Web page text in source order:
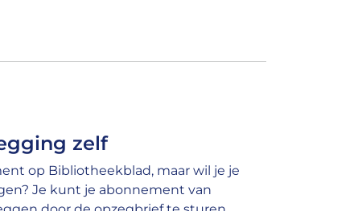
zelf
op Bibliotheekblad, maar wil je je
Je kunt je abonnement van